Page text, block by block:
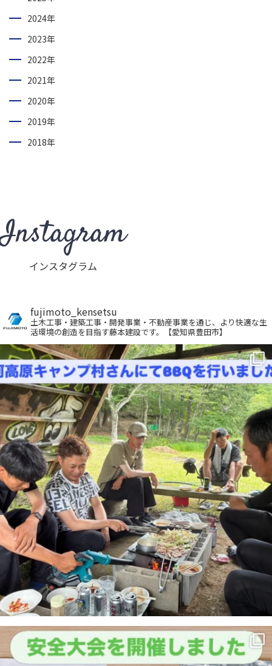
2024年
2023年
2022年
2021年
2020年
2019年
2018年
Instagram
インスタグラム
fujimoto_kensetsu
土木工事・建築工事・開発事業・不動産事業を通じ、より快適な生
活環境の創造を目指す藤本建設です。【愛知県豊田市】